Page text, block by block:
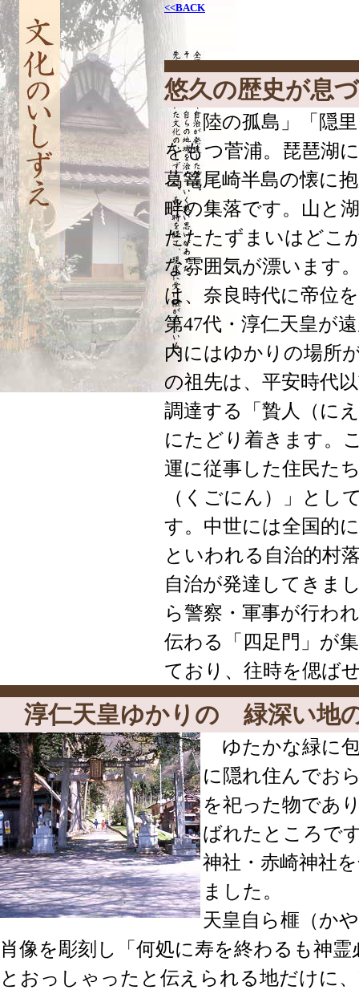
<<BACK
悠久の歴史が息
「陸の孤島」「隠
をもつ菅浦。琵琶湖
葛篭尾崎半島の懐に
畔の集落です。山と
たたたずまいはどこ
な雰囲気が漂います
は、奈良時代に帝位
第47代・淳仁天皇が
内にはゆかりの場所
の祖先は、平安時代
調達する「贄人（に
にたどり着きます。
運に従事した住民た
（くごにん）」とし
す。中世には全国的
といわれる自治的村
自治が発達してきま
ら警察・軍事が行わ
伝わる「四足門」が
ており、往時を偲ば
淳仁天皇ゆかりの 緑深い地
ゆたかな緑に
に隠れ住んでお
を祀った物であ
ばれたところで
神社・赤崎神社
ました。
天皇自ら榧（か
肖像を彫刻し「何処に寿を終わるも神
とおっしゃったと伝えられる地だけに